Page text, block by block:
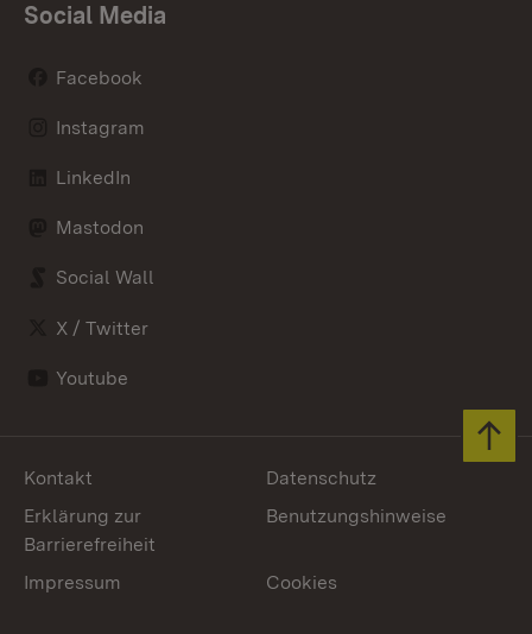
Social Media
Facebook
Instagram
LinkedIn
Mastodon
Social Wall
X / Twitter
Youtube
Kontakt
Datenschutz
Erklärung zur
Barrierefreiheit
Benutzungshinweise
Impressum Cookies